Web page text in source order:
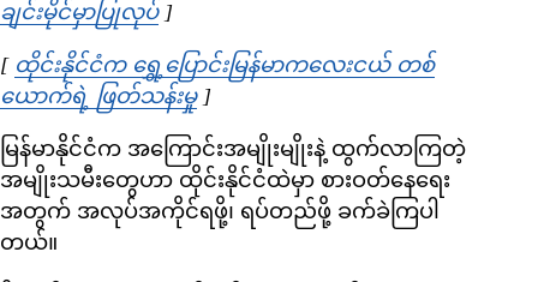
ချင်းမိုင်မှာပြုလုပ်Opens in new window
]
[ ထိုင်းနိုင်ငံက ရွှေ့ပြောင်းမြန်မာကလေးငယ် တစ်
ယောက်ရဲ့ ဖြတ်သန်းမှုOpens in new window
]
မြန်မာနိုင်ငံက အကြောင်းအမျိုးမျိုးနဲ့ ထွက်လာကြတဲ့
အမျိုးသမီးတွေဟာ ထိုင်းနိုင်ငံထဲမှာ စားဝတ်နေရေး
အတွက် အလုပ်အကိုင်ရဖို့၊ ရပ်တည်ဖို့ ခက်ခဲကြပါ
တယ်။